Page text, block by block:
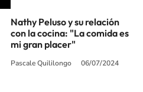
Nathy Peluso y su relación
con la cocina: "La comida es
mi gran placer"
Pascale Quililongo 06/07/2024